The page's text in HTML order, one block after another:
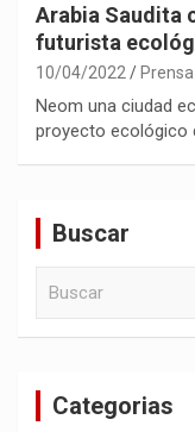
Arabia Saudita
futurista
10/04/2022 Prensa
Neom una ciudad
proyecto ecológico
Buscar
Categorias